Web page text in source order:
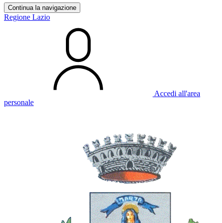
Continua la navigazione
Regione Lazio
Accedi all'area
personale